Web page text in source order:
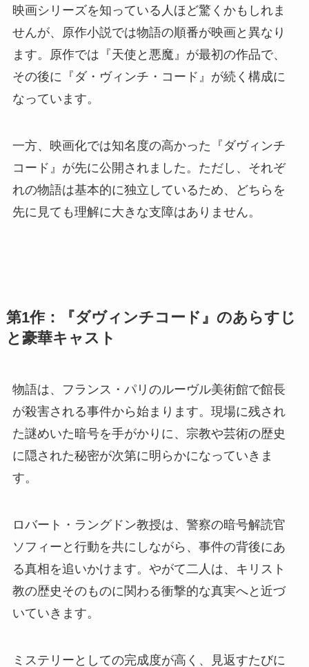
映画シリーズを知っている人ほど驚くかもしれま
せんが、原作小説では物語の順番が映画と異なり
ます。原作では『天使と悪魔』が最初の作品で、
その後に『ダ・ヴィンチ・コード』が続く構成に
なっています。
一方、映画化では知名度の高かった『ダヴィンチ
コード』が先に公開されました。ただし、それぞ
れの物語は基本的に独立しているため、どちらを
先に見ても理解に大きな支障はありません。
第1作：『ダヴィンチコード』のあらすじ
と豪華キャスト
物語は、フランス・パリのルーヴル美術館で館長
が殺害される事件から始まります。現場に残され
た謎めいた暗号を手がかりに、宗教や芸術の歴史
に隠された秘密が次第に明らかになっていきま
す。
ロバート・ラングドン教授は、警察の暗号解読官
ソフィーと行動を共にしながら、事件の背後にあ
る真相を追いかけます。やがて二人は、キリスト
教の歴史そのものに関わる衝撃的な真実へと近づ
いていきます。
ミステリーとしての完成度が高く、見返すたびに